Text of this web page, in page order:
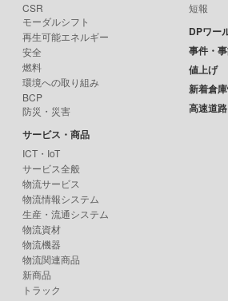
CSR
モーダルシフト
再生可能エネルギー
安全
燃料
環境への取り組み
BCP
防災・災害
サービス・商品
ICT・IoT
サービス全般
物流サービス
物流情報システム
生産・流通システム
物流資材
物流機器
物流関連商品
新商品
トラック
短報
DPワー
事件・
値上げ
新着倉
高速道路